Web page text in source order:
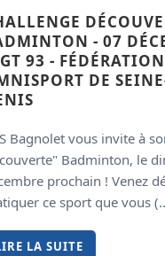
- 07
93 - FÉDÉRATION
DE
Bagnolet vous invite à
Badminton, le
prochain ! Venez
ce sport que vous
LA SUITE